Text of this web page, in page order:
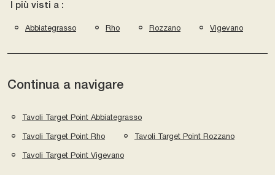
I più visti a :
Abbiategrasso Rho Rozzano Vigevano
Continua a navigare
Tavoli Target Point Abbiategrasso
Tavoli Target Point Rho Tavoli Target Point Rozzano
Tavoli Target Point Vigevano